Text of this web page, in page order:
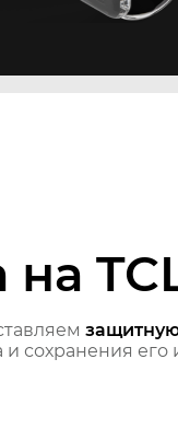
сохранения его